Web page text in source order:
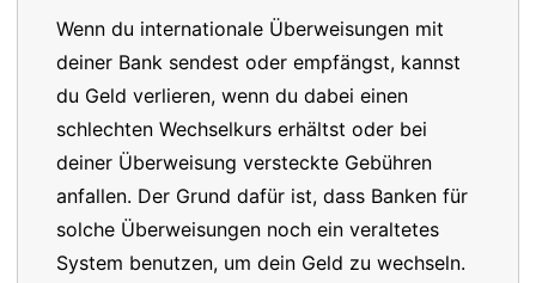
Wenn du internationale Überweisungen mit
deiner Bank sendest oder empfängst, kannst
du Geld verlieren, wenn du dabei einen
schlechten Wechselkurs erhältst oder bei
deiner Überweisung versteckte Gebühren
anfallen. Der Grund dafür ist, dass Banken für
solche Überweisungen noch ein veraltetes
System benutzen, um dein Geld zu wechseln.